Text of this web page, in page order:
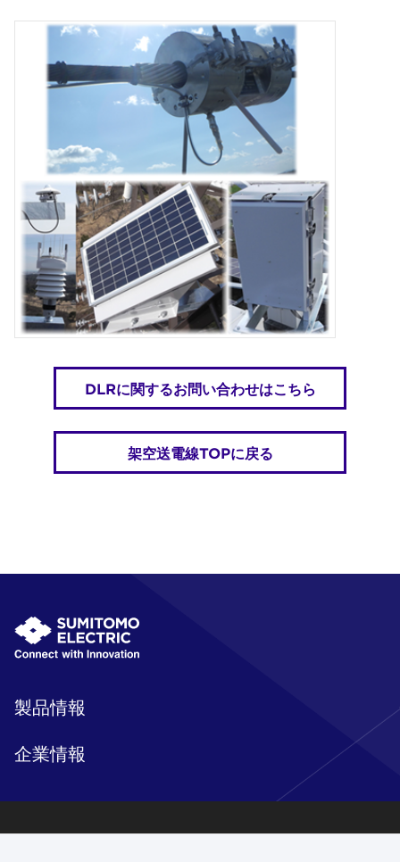
DLRに関するお問い合わせはこちら
架空送電線TOPに戻る
製品情報
企業情報